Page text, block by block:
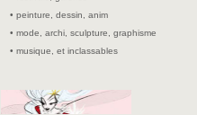
• peinture, dessin, anim
• mode, archi, sculpture, graphisme
• musique, et inclassables